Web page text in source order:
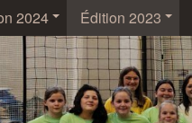
2024 Édition 2023